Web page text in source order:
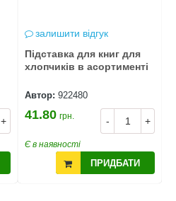
+
залишити відгук
Підставка для книг для
хлопчиків в асортименті
Автор: 922480
- +
41.80 грн.
Є в наявності
ПРИДБАТИ